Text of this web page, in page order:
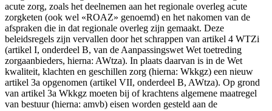
acute zorg, zoals het deelnemen aan het regionale overleg acute
zorgketen (ook wel «ROAZ» genoemd) en het nakomen van de
afspraken die in dat regionale overleg zijn gemaakt. Deze
beleidsregels zijn vervallen door het schrappen van artikel 4 WTZi
(artikel I, onderdeel B, van de Aanpassingswet Wet toetreding
zorgaanbieders, hierna: AWtza). In plaats daarvan is in de Wet
kwaliteit, klachten en geschillen zorg (hierna: Wkkgz) een nieuw
artikel 3a opgenomen (artikel VII, onderdeel B, AWtza). Op grond
van artikel 3a Wkkgz moeten bij of krachtens algemene maatregel
van bestuur (hierna: amvb) eisen worden gesteld aan de